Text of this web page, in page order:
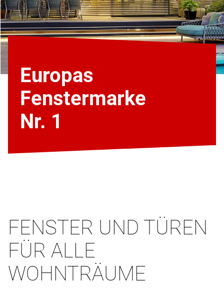
Europas
Fenstermarke
Nr. 1
FENSTER UND TÜREN
FÜR ALLE
WOHNTRÄUME